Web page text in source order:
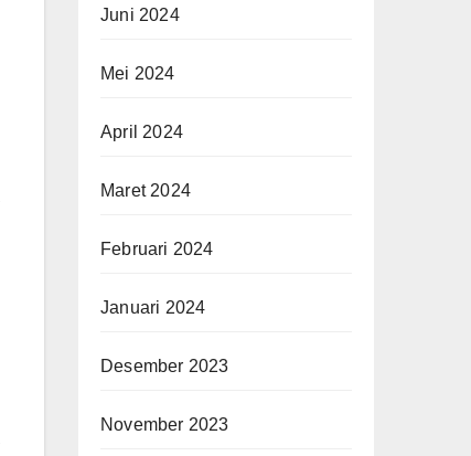
Juni 2024
Mei 2024
April 2024
Maret 2024
Februari 2024
Januari 2024
Desember 2023
November 2023